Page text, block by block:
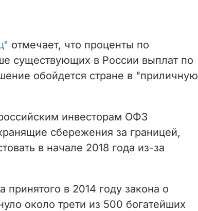
отмечает, что проценты по
существующих в России выплат по
обойдется стране в "приличную
инвесторам ОФЗ
сбережения за границей,
в начале 2018 года из-за
в 2014 году закона о
около трети из 500 богатейших